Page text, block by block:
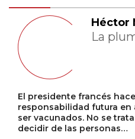
Héctor
La
El presidente francés
responsabilidad futura en
ser vacunados. No se
decidir de las personas…